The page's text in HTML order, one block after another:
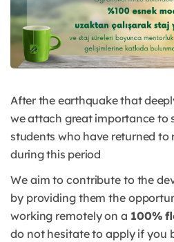
After the earthquake that
we attach great importance to
students who have returned to
during this period
We aim to contribute to the
by providing them the
working remotely on a 100%
do not hesitate to apply if you